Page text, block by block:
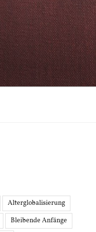
Alterglobalisierung
Bleibende Anfänge